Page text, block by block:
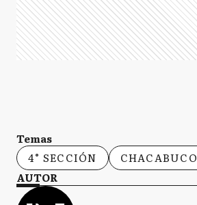
Temas
4° SECCIÓN
CHACABUCO
AUTOR